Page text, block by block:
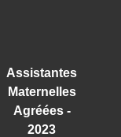
Assistantes
Maternelles
Agréées -
2023